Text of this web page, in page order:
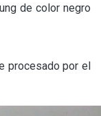
de color negro
procesado por el